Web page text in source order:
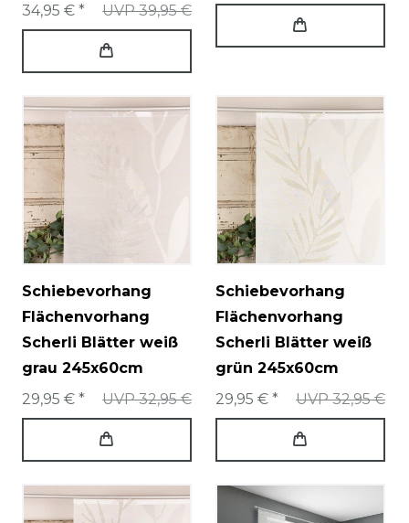
UVP 39,95 €
34,95 € *
Schiebevorhang
Flächenvorhang
Scherli Blätter weiß
grau 245x60cm
UVP 32,95 €
29,95 € *
Schiebevorhang
Flächenvorhang
Scherli Blätter weiß
grün 245x60cm
UVP 32,95 €
29,95 € *